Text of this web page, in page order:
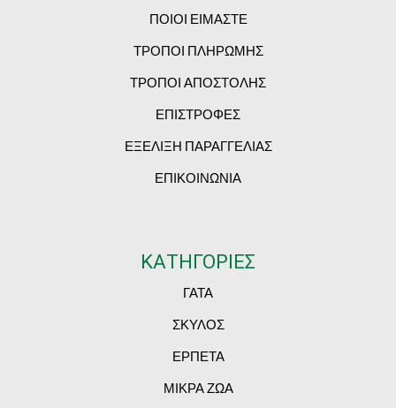
ΠΟΙΟΙ ΕΙΜΑΣΤΕ
ΤΡΟΠΟΙ ΠΛΗΡΩΜΗΣ
ΤΡΟΠΟΙ ΑΠΟΣΤΟΛΗΣ
ΕΠΙΣΤΡΟΦΕΣ
ΕΞΕΛΙΞΗ ΠΑΡΑΓΓΕΛΙΑΣ
ΕΠΙΚΟΙΝΩΝΙΑ
ΚΑΤΗΓΟΡΙΕΣ
ΓΑΤΑ
ΣΚΥΛΟΣ
ΕΡΠΕΤΑ
ΜΙΚΡΑ ΖΩΑ